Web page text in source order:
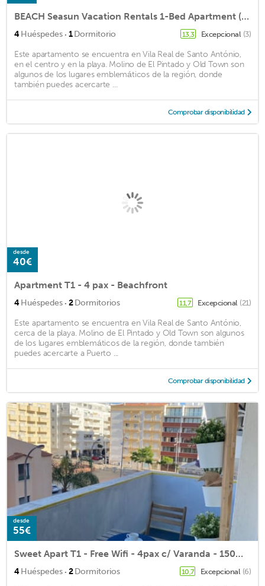
BEACH Seasun Vacation Rentals 1-Bed Apartment (Discounts for +28 nights)
4Huéspedes · 1Dormitorio 13,3 Excepcional (3)
Este apartamento se encuentra en Vila Real de Santo António,
en el centro y en la playa. Molino de El Pintado y Old Town son
algunos de los lugares emblemáticos de la región, donde
también puedes acercarte ...
Comprobar disponibilidad
desde
40€
Apartment T1 - 4 pax - Beachfront
4Huéspedes · 2Dormitorios 11,7 Excepcional (21)
Este apartamento se encuentra en Vila Real de Santo António,
cerca de la playa. Molino de El Pintado y Old Town son algunos
de los lugares emblemáticos de la región, donde también
puedes acercarte a Puerto ...
Comprobar disponibilidad
desde
55€
Sweet Apart T1 - Free Wifi - 4pax c/ Varanda - 150m da Praia
4Huéspedes · 2Dormitorios 10,7 Excepcional (6)